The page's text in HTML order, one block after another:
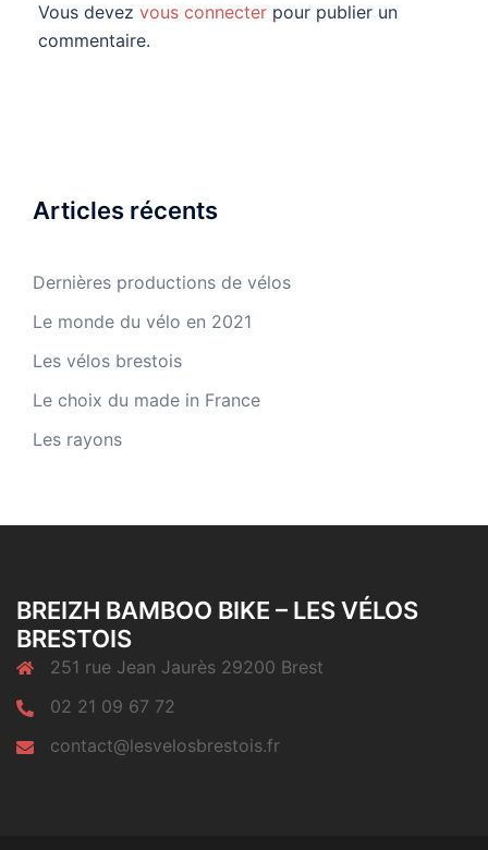
Vous devez vous connecter pour publier un
commentaire.
Articles récents
Dernières productions de vélos
Le monde du vélo en 2021
Les vélos brestois
Le choix du made in France
Les rayons
BREIZH BAMBOO BIKE – LES VÉLOS
BRESTOIS
251 rue Jean Jaurès 29200 Brest
02 21 09 67 72
contact@lesvelosbrestois.fr